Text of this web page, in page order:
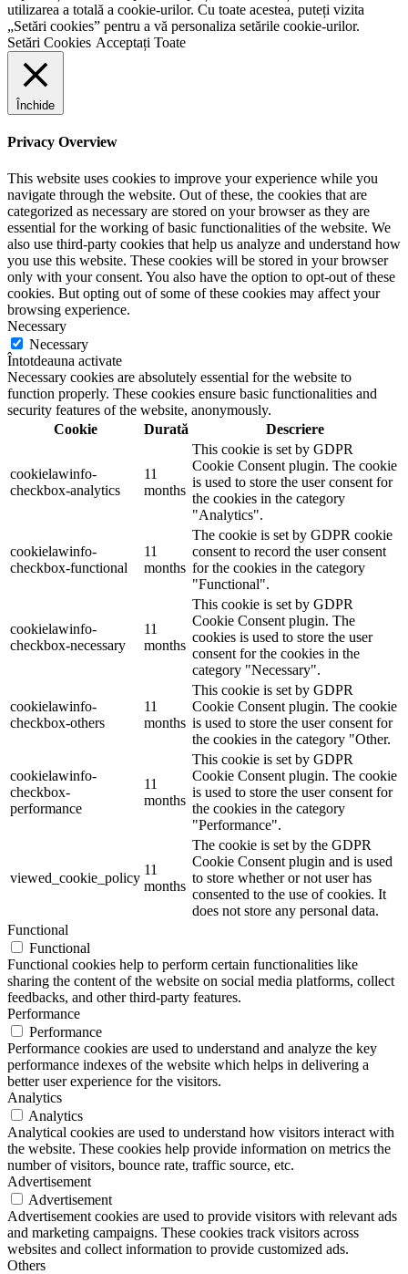
utilizarea a totală a cookie-urilor. Cu toate acestea, puteți vizita
„Setări cookies” pentru a vă personaliza setările cookie-urilor.
Setări Cookies Acceptați Toate
Închide
Privacy Overview
This website uses cookies to improve your experience while you
navigate through the website. Out of these, the cookies that are
categorized as necessary are stored on your browser as they are
essential for the working of basic functionalities of the website. We
also use third-party cookies that help us analyze and understand how
you use this website. These cookies will be stored in your browser
only with your consent. You also have the option to opt-out of these
cookies. But opting out of some of these cookies may affect your
browsing experience.
Necessary
Necessary
Întotdeauna activate
Necessary cookies are absolutely essential for the website to
function properly. These cookies ensure basic functionalities and
security features of the website, anonymously.
Cookie
Durată Descriere
cookielawinfo-
checkbox-analytics
11
months
This cookie is set by GDPR
Cookie Consent plugin. The cookie
is used to store the user consent for
the cookies in the category
"Analytics".
cookielawinfo-
checkbox-functional
11
months
The cookie is set by GDPR cookie
consent to record the user consent
for the cookies in the category
"Functional".
cookielawinfo-
checkbox-necessary
11
months
This cookie is set by GDPR
Cookie Consent plugin. The
cookies is used to store the user
consent for the cookies in the
category "Necessary".
cookielawinfo-
checkbox-others
11
months
This cookie is set by GDPR
Cookie Consent plugin. The cookie
is used to store the user consent for
the cookies in the category "Other.
cookielawinfo-
checkbox-
performance
11
months
This cookie is set by GDPR
Cookie Consent plugin. The cookie
is used to store the user consent for
the cookies in the category
"Performance".
viewed_cookie_policy
11
months
The cookie is set by the GDPR
Cookie Consent plugin and is used
to store whether or not user has
consented to the use of cookies. It
does not store any personal data.
Functional
Functional
Functional cookies help to perform certain functionalities like
sharing the content of the website on social media platforms, collect
feedbacks, and other third-party features.
Performance
Performance
Performance cookies are used to understand and analyze the key
performance indexes of the website which helps in delivering a
better user experience for the visitors.
Analytics
Analytics
Analytical cookies are used to understand how visitors interact with
the website. These cookies help provide information on metrics the
number of visitors, bounce rate, traffic source, etc.
Advertisement
Advertisement
Advertisement cookies are used to provide visitors with relevant ads
and marketing campaigns. These cookies track visitors across
websites and collect information to provide customized ads.
Others